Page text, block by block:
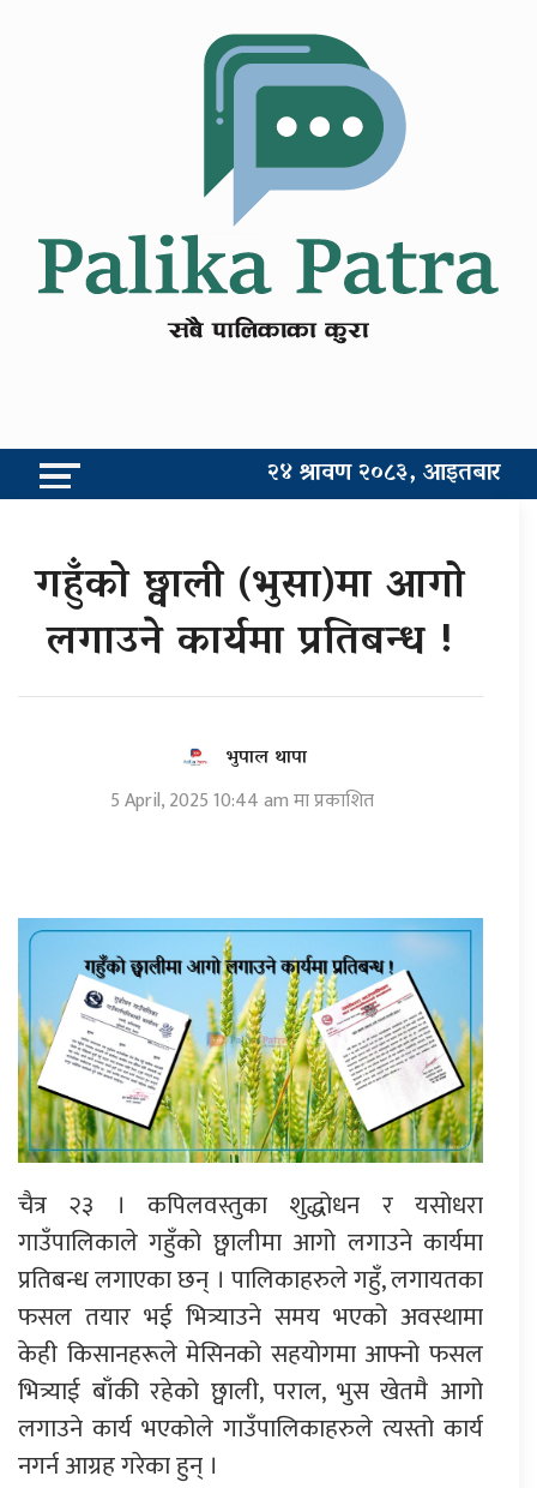
२४ श्रावण २०८३, आइतबार
गहुँको छ्वाली (भुसा)मा आगो
लगाउने कार्यमा प्रतिबन्ध !
भुपाल थापा
5 April, 2025 10:44 am मा प्रकाशित
चैत्र २३ । कपिलवस्तुका शुद्धोधन र यसोधरा
गाउँपालिकाले गहुँको छ्वालीमा आगो लगाउने कार्यमा
प्रतिबन्ध लगाएका छन् । पालिकाहरुले गहुँ, लगायतका
फसल तयार भई भित्र्याउने समय भएको अवस्थामा
केही किसानहरूले मेसिनको सहयोगमा आफ्नो फसल
भित्र्याई बाँकी रहेको छ्वाली, पराल, भुस खेतमै आगो
लगाउने कार्य भएकोले गाउँपालिकाहरुले त्यस्तो कार्य
नगर्न आग्रह गरेका हुन् ।